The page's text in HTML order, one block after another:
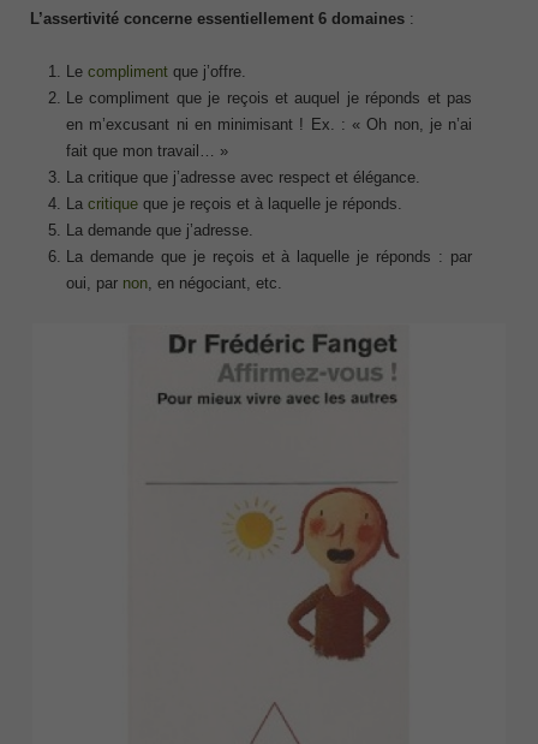
L’assertivité concerne essentiellement 6 domaines :
Le compliment que j’offre.
Le compliment que je reçois et auquel je réponds et pas
en m’excusant ni en minimisant ! Ex. : « Oh non, je n’ai
fait que mon travail… »
La critique que j’adresse avec respect et élégance.
La critique que je reçois et à laquelle je réponds.
La demande que j’adresse.
La demande que je reçois et à laquelle je réponds : par
oui, par non , en négociant, etc.